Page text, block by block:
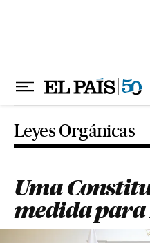
Leyes Orgánicas
Uma
medida